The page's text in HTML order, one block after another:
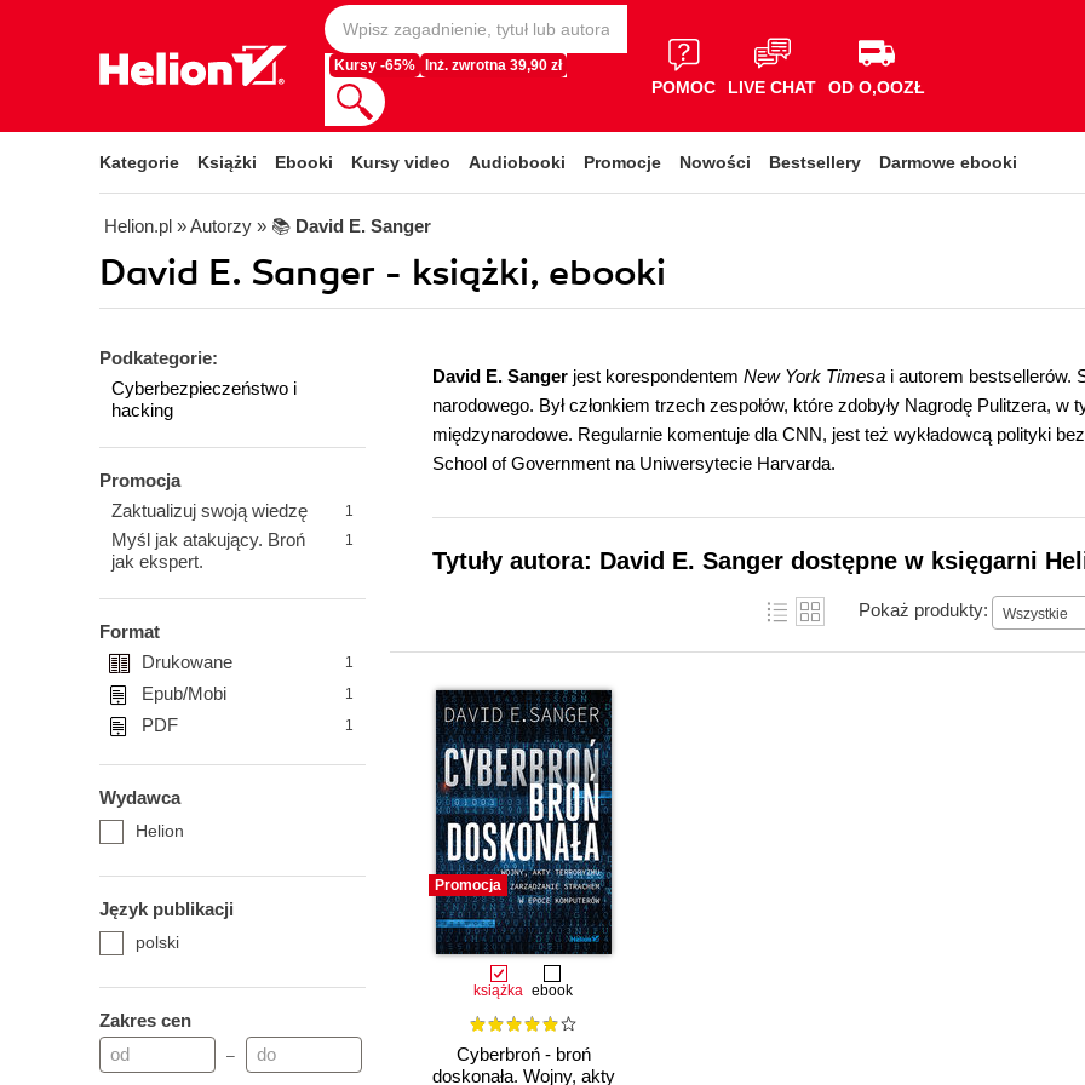
Kursy -65% Inż. zwrotna 39,90 zł
POMOC LIVE CHAT OD O,OOZŁ
Kategorie Książki Ebooki Kursy video Audiobooki Promocje Nowości Bestsellery Darmowe ebooki
Helion.pl » Autorzy » 📚 David E. Sanger
David E. Sanger - książki, ebooki
Podkategorie:
Cyberbezpieczeństwo i
hacking
Promocja
Zaktualizuj swoją wiedzę
1
Myśl jak atakujący. Broń
jak ekspert.
1
Format
Drukowane
1
Epub/Mobi 1
PDF 1
Wydawca
Helion
Język publikacji
polski
Zakres cen
–
David E. Sanger jest korespondentem New York Timesa i autorem bestsellerów.
narodowego. Był członkiem trzech zespołów, które zdobyły Nagrodę Pulitzera,
międzynarodowe. Regularnie komentuje dla CNN, jest też wykładowcą polityki
School of Government na Uniwersytecie Harvarda.
Tytuły autora: David E. Sanger dostępne w księgarni
Pokaż produkty: Wszystkie
Promocja
książka ebook
Cyberbroń - broń
doskonała. Wojny, akty